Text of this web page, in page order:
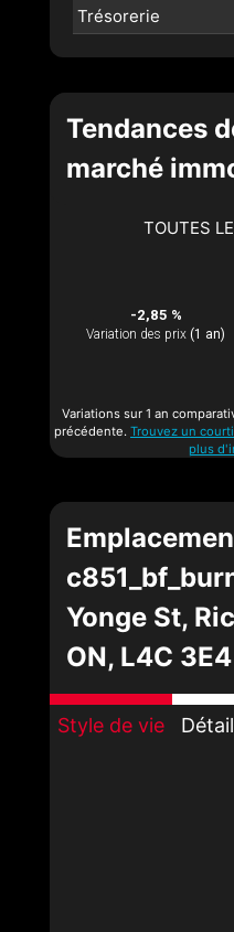
Trésorerie
Tendances
marché
TOUTES
-2,85 %
Variation des prix (1 an)
Variations sur 1 an
précédente. Trouvez un
plus
Yonge St,
ON, L4C 3E4
Style de vie